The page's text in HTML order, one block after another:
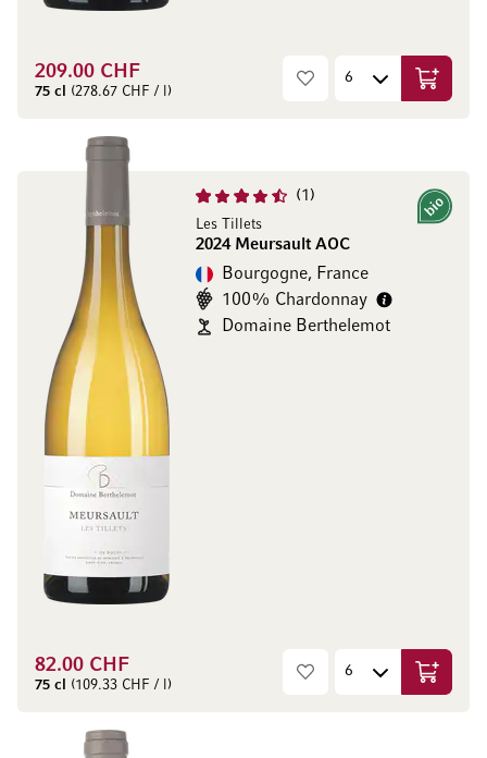
209.00 CHF
75 cl (278.67 CHF / l) Ajouter
1
Les Tillets
2024 Meursault AOC
Bio
Bourgogne, France
100% Chardonnay
Domaine Berthelemot
82.00 CHF
75 cl (109.33 CHF / l) Ajouter